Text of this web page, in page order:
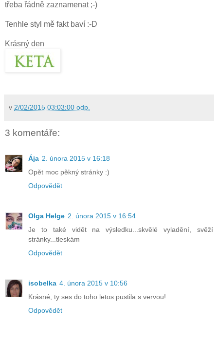
třeba řádně zaznamenat ;-)
Tenhle styl mě fakt baví :-D
Krásný den
v 2/02/2015 03:03:00 odp.
3 komentáře:
Ája 2. února 2015 v 16:18
Opět moc pěkný stránky :)
Odpovědět
Olga Helge 2. února 2015 v 16:54
Je to také vidět na výsledku...skvělé vyladění, svěží
stránky...tleskám
Odpovědět
isobelka 4. února 2015 v 10:56
Krásné, ty ses do toho letos pustila s vervou!
Odpovědět